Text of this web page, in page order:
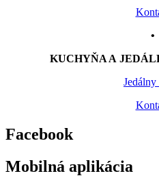
•
KUCHYŇA A
Facebook
Mobilná aplikácia